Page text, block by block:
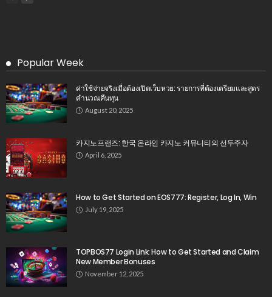
Popular Week
ค่าใช้จ่ายจริงเมื่อต้องเปิดเว็บหวย: รายการที่ต้องเตรียมและสูตร
คำนวณคืนทุน
August 20, 2025
카지노프랜즈: 한국 온라인 카지노 커뮤니티의 선두주자
April 6, 2025
How to Get Started on EOS777: Register, Log In, Win
July 19, 2025
TOPBOS77 Login Link: How to Get Started and Claim
New Member Bonuses
November 12, 2025